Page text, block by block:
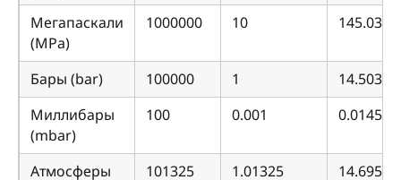
Мегапаскали
(MPa)
1000000 10 145.0377
Бары (bar) 100000 1
14.50377
Миллибары
(mbar)
100 0.001
Атмосферы 101325 1.01325 14.69595